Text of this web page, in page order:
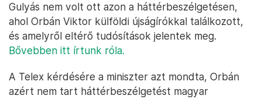
Gulyás nem volt ott azon a háttérbeszélgetésen,
ahol Orbán Viktor külföldi újságírókkal találkozott,
és amelyről eltérő tudósítások jelentek meg.
Bővebben itt írtunk róla.
A Telex kérdésére a miniszter azt mondta, Orbán
azért nem tart háttérbeszélgetést magyar